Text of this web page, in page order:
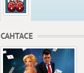
САНТАСЕ